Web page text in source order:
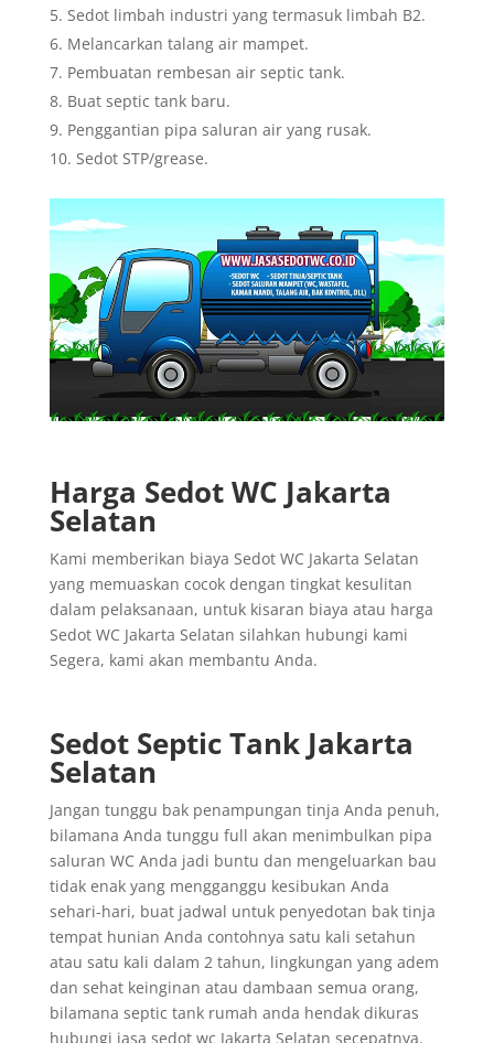
Sedot limbah industri yang termasuk limbah B2.
Melancarkan talang air mampet.
Pembuatan rembesan air septic tank.
Buat septic tank baru.
Penggantian pipa saluran air yang rusak.
Sedot STP/grease.
Harga Sedot WC Jakarta
Selatan
Kami memberikan biaya Sedot WC Jakarta Selatan
yang memuaskan cocok dengan tingkat kesulitan
dalam pelaksanaan, untuk kisaran biaya atau harga
Sedot WC Jakarta Selatan silahkan hubungi kami
Segera, kami akan membantu Anda.
Sedot Septic Tank Jakarta
Selatan
Jangan tunggu bak penampungan tinja Anda penuh,
bilamana Anda tunggu full akan menimbulkan pipa
saluran WC Anda jadi buntu dan mengeluarkan bau
tidak enak yang mengganggu kesibukan Anda
sehari-hari, buat jadwal untuk penyedotan bak tinja
tempat hunian Anda contohnya satu kali setahun
atau satu kali dalam 2 tahun, lingkungan yang adem
dan sehat keinginan atau dambaan semua orang,
bilamana septic tank rumah anda hendak dikuras
hubungi jasa sedot wc Jakarta Selatan secepatnya.